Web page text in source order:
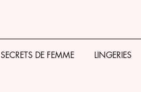
SECRETS DE FEMME LINGERIES